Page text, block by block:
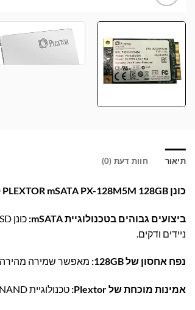
תיאור חוות דעת (0)
כונן SSD PLEXTOR mSATA PX-128M5M 128GB – מהירות, אמינות ונפח אידיאלי לשדרוג המחשב!
ביצועים גבוהים בטכנולוגיית mSATA:
ניידים ודקים.
נפח אחסון של 128GB: מאפשר שמירה מהירה
אמינות מוכחת של Plextor: טכנולוגיית NAND איכותית עם בקר Marvell, עיצוב ללא חלקים נעים למינימום תקלות ועמידות לאורך זמן.